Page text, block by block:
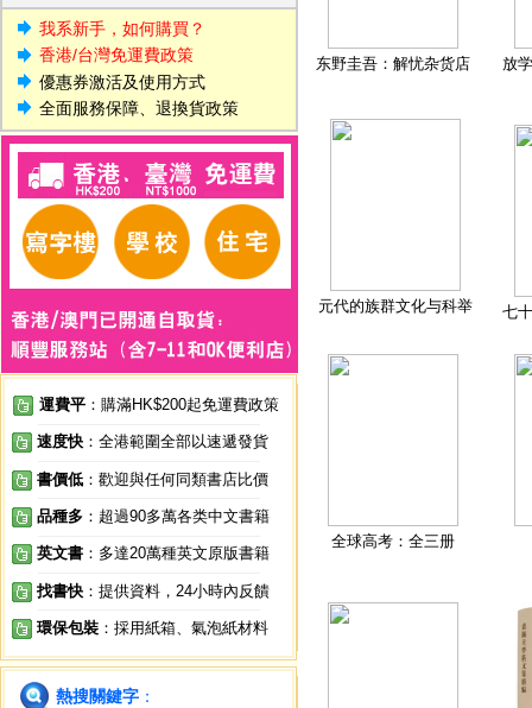
我系新手，如何購買？
香港/台灣免運費政策
優惠券激活及使用方式
全面服務保障、退換貨政策
運費平 ：購滿HK$200起免運費政策
速度快 ：全港範圍全部以速遞發貨
書價低 ：歡迎與任何同類書店比價
品種多 ：超過90多萬各类中文書籍
英文書 ：多達20萬種英文原版書籍
找書快 ：提供資料，24小時內反饋
環保包裝 ：採用紙箱、氣泡紙材料
熱搜關鍵字 ：
东野圭吾：解忧杂货店 放
元代的族群文化与科举 七
全球高考：全三册